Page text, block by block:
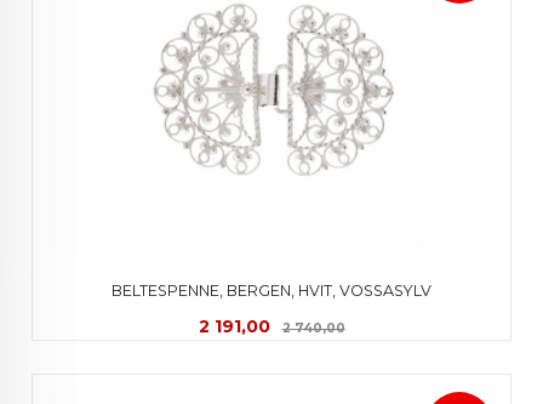
BELTESPENNE, BERGEN, HVIT, VOSSASYLV
Tilbud
2 191,00 2 740,00Rabatt